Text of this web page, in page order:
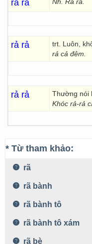
rả rả
rả rả trt. Luôn,
rả cả đêm.
rả rả
Thường nói
Khóc rả-rả
* Từ tham khảo:
rã
rã bành
rã bành tô
rã bành tô xám
rã bè